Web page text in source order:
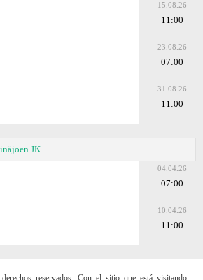
15.08.26
11:00
23.08.26
07:00
31.08.26
11:00
JK
04.04.26
07:00
10.04.26
11:00
reservados. Con el sitio que está visitando,